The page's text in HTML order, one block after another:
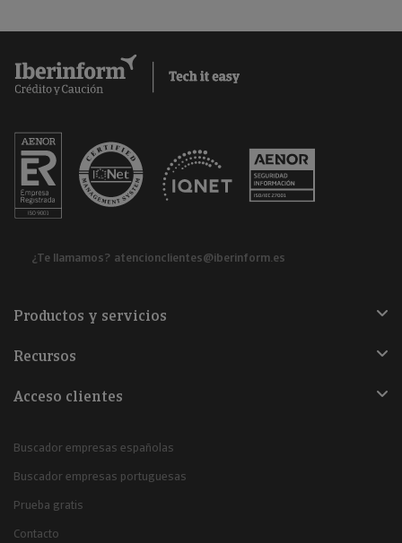
¿Te llamamos? atencionclientes@iberinform.es
Productos y servicios
Recursos
Acceso clientes
Buscador empresas españolas
Buscador empresas portuguesas
Prueba gratis
Contacto